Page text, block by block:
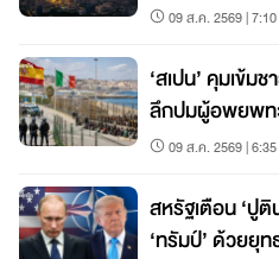
09 ส.ค. 2569 | 7:10
‘สเปน’ คุมเข้ม
ลึกปมผู้อพยพท
09 ส.ค. 2569 | 6:35
สหรัฐเตือน ‘ปูติ
‘ทรัมป์’ ด้วยยุ